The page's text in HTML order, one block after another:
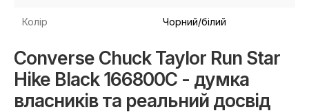
Колір Чорний/білий
Converse Chuck Taylor Run Star
Hike Black 166800C - думка
власників та реальний досвід